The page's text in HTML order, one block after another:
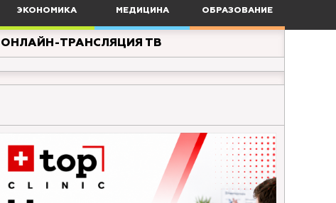
ЭКОНОМИКА МЕДИЦИНА ОБРАЗОВАНИЕ
ОНЛАЙН-ТРАНСЛЯЦИЯ ТВ